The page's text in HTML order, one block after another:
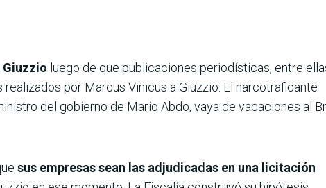
luego de que publicaciones periodísticas, entre
por Marcus Vinicus a Giuzzio. El narcotraficante
del gobierno de Mario Abdo, vaya de vacaciones al
sus empresas sean las adjudicadas en una licitación